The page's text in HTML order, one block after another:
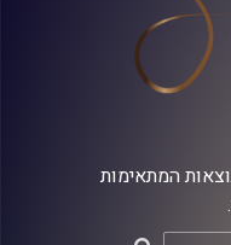
המתאימות